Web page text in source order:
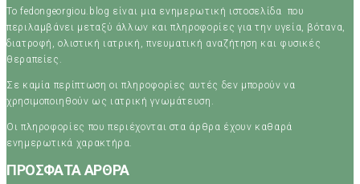
Το fedongeorgiou.blog είναι μια ενημερωτική ιστοσελίδα που
περιλαμβάνει μεταξύ άλλων και πληροφορίες για την υγεία, βότανα,
διατροφή, ολιστική ιατρική, πνευματική αναζήτηση και φυσικές
θεραπείες.
Σε καμία περίπτωση οι πληροφορίες αυτές δεν μπορούν να
χρησιμοποιηθούν ως ιατρική γνωμάτευση.
Οι πληροφορίες που περιέχονται στα άρθρα έχουν καθαρά
ενημερωτικά χαρακτήρα.
ΠΡΟΣΦΑΤΑ ΑΡΘΡΑ